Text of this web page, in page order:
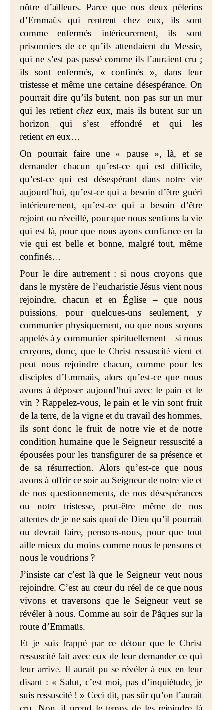
nôtre d’ailleurs. Parce que nos deux pèlerins
d’Emmaüs qui rentrent chez eux, ils sont
comme enfermés intérieurement, ils sont
prisonniers de ce qu’ils attendaient du Messie,
qui ne s’est pas passé comme ils l’auraient cru ;
ils sont enfermés, « confinés », dans leur
tristesse et même une certaine désespérance. On
pourrait dire qu’ils butent, non pas sur un mur
qui les retientchez eux, mais ils butent sur un
horizon qui s’est effondré et qui les
retient en eux…
On pourrait faire une « pause », là, et se
demander chacun qu’est-ce qui est difficile,
qu’est-ce qui est désespérant dans notre vie
aujourd’hui, qu’est-ce qui a besoin d’être guéri
intérieurement, qu’est-ce qui a besoin d’être
rejoint ou réveillé, pour que nous sentions la vie
qui est là, pour que nous ayons confiance en la
vie qui est belle et bonne, malgré tout, même
confinés…
Pour le dire autrement : si nous croyons que
dans le mystère de l’eucharistie Jésus vient nous
rejoindre, chacun et en Église – que nous
puissions, pour quelques-uns seulement, y
communier physiquement, ou que nous soyons
appelés à y communier spirituellement – si nous
croyons, donc, que le Christ ressuscité vient et
peut nous rejoindre chacun, comme pour les
disciples d’Emmaüs, alors qu’est-ce que nous
avons à déposer aujourd’hui avec le pain et le
vin ? Rappelez-vous, le pain et le vin sont fruit
de la terre, de la vigne et du travail des hommes,
ils sont donc le fruit de notre vie et de notre
condition humaine que le Seigneur ressuscité a
épousées pour les transfigurer de sa présence et
de sa résurrection. Alors qu’est-ce que nous
avons à offrir ce soir au Seigneur de notre vie et
de nos questionnements, de nos désespérances
ou notre tristesse, peut-être même de nos
attentes de je ne sais quoi de Dieu qu’il pourrait
ou devrait faire, pensons-nous, pour que tout
aille mieux du moins comme nous le pensons et
nous le voudrions ?
J’insiste car c’est là que le Seigneur veut nous
rejoindre. C’est au cœur du réel de ce que nous
vivons et traversons que le Seigneur veut se
révéler à nous. Comme au soir de Pâques sur la
route d’Emmaüs.
Et je suis frappé par ce détour que le Christ
ressuscité fait avec eux de leur demander ce qui
leur arrive. Il aurait pu se révéler à eux en leur
disant : « Salut, c’est moi, pas d’inquiétude, je
suis ressuscité ! » Ceci dit, pas sûr qu’on l’aurait
cru. Non, il prend le temps de les rejoindre là